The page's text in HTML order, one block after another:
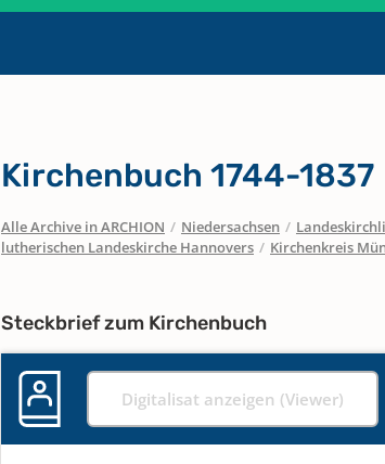
Kirchenbuch 1744-1837
Alle Archive in ARCHION / Niedersachsen /
lutherischen Landeskirche Hannovers / Kirchenkreis
Steckbrief zum Kirchenbuch
Digitalisat anzeigen (Viewer)